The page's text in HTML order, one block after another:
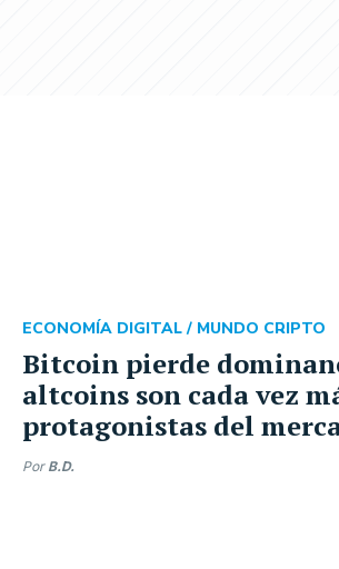
Bitcoin pierde
altcoins son cada vez
protagonistas del
ECONOMÍA DIGITAL / MUNDO CRIPTO
Por B.D.